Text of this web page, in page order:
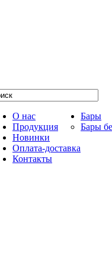
О нас
Продукция
Новинки
Оплата-доставка
Контакты
Бары
Бары